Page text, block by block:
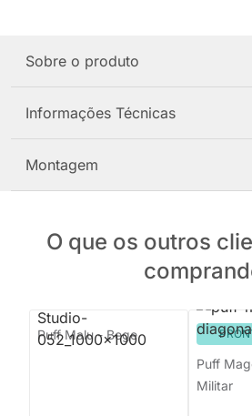
Sobre o produto
Informações Técnicas
Montagem
O que os outros
Puff Malu - Bege
Puff
Militar